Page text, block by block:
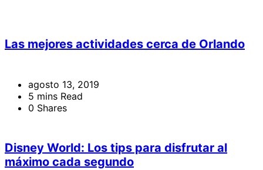
Las mejores actividades cerca de Orlando
agosto 13, 2019
5 mins Read
0 Shares
Disney World: Los tips para disfrutar al
máximo cada segundo